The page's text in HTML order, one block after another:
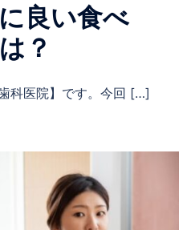
良い食べ
？
科医院】です。今回 […]